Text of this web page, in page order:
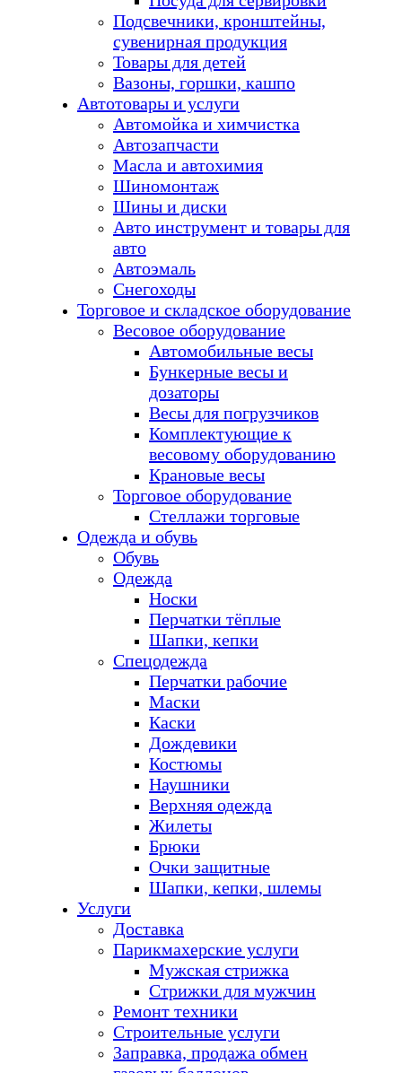
Подсвечники, кронштейны,
сувенирная продукция
Товары для детей
Вазоны, горшки, кашпо
Автотовары и услуги
Автомойка и химчистка
Автозапчасти
Масла и автохимия
Шиномонтаж
Шины и диски
Авто инструмент и товары для
авто
Автоэмаль
Снегоходы
Торговое и складское оборудование
Весовое оборудование
Автомобильные весы
Бункерные весы и
дозаторы
Весы для погрузчиков
Комплектующие к
весовому оборудованию
Крановые весы
Торговое оборудование
Стеллажи торговые
Одежда и обувь
Обувь
Одежда
Носки
Перчатки тёплые
Шапки, кепки
Спецодежда
Перчатки рабочие
Маски
Каски
Дождевики
Костюмы
Наушники
Верхняя одежда
Жилеты
Брюки
Очки защитные
Шапки, кепки, шлемы
Услуги
Доставка
Парикмахерские услуги
Мужская стрижка
Стрижки для мужчин
Ремонт техники
Строительные услуги
Заправка, продажа обмен